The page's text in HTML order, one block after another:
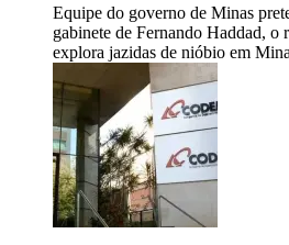
Equipe do governo de Minas
gabinete de Fernando Haddad, o
explora jazidas de nióbio em